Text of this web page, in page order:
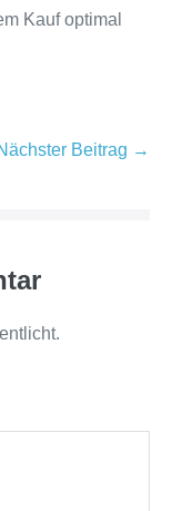
Kauf optimal
Beitrag →